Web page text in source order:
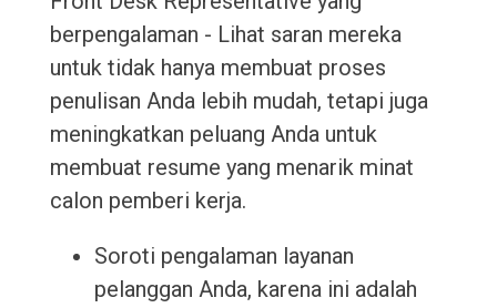
berpengalaman - Lihat saran mereka
untuk tidak hanya membuat proses
penulisan Anda lebih mudah, tetapi juga
meningkatkan peluang Anda untuk
membuat resume yang menarik minat
calon pemberi kerja.
Soroti pengalaman layanan
pelanggan Anda, karena ini adalah